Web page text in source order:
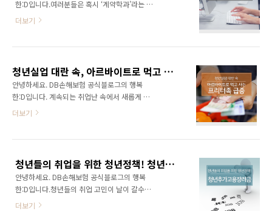
카페는 만 15세부터 39세의 청년이라면 누구나
무료로 이용할 수 있으며, 취업에 필요한 취업상
다양한 프로그램을 제공하고 있습니다. 현재 서
에서 일자리 카페를 운영하고 있는데요. 취업을
준비하는 많은 청..
한:D입니다.여러분들은 혹시 ‘계약학과’라는 말
을 들어보신 적 있나요? 계약학과는 대학이 공공
매해 인기가 증가하고 있죠. 공부와 취업을 함께
할 수 있는 특별한 계약학과! 행복한:D와 함께 자
세히 알아봐요~ 계약학과란? 현재 사회에서 가
장 큰 문제로 손꼽히는 청년실업을 해소하기 위
약학과는 2003년 학계와 산업계의 협력 촉진을
다. 공공기관이나 지자체, 산업체와 연계한 협약
을 통해 특수한 교과과..
더보기
청년실업 대란 속, 아르바이트로 먹고 사는 프리터족 급증
안녕하세요. DB손해보험 공식블로그의 행복
한:D입니다. 계속되는 취업난 속에서 새롭게 등
장한 ‘프리터족’! 프리터족은 아르바이트를 하거
업 대란 속에서 프리터족이 점점 늘어나고 있는
데요. 프리터족이 어떻게 등장하게 되었는지 행
복한:D와 함께 자세히 알아보겠습니다. 프리터
족이란? 지난 6월, 아르바이트 구인구직 전문 사
더보기
청년들의 취업을 위한 청년정책! 청년추가고용장려금
안녕하세요. DB손해보험 공식블로그의 행복
한:D입니다.청년들의 취업 고민이 날이 갈수록
커지고 있습니다. 최저시급이 상향되면서 중소
더보기